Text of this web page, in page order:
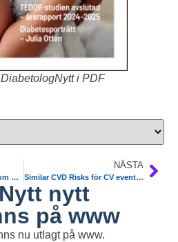
i PDF
100 nya läkemedel 2013 inom EU. Temadag 14 maj om horizon scanning och nya läkemedel. Dagens Medicin Symposium.
NÄSTA
Similar CVD Risks för CV events and death in Type 2 Diabetics With and Without Angina Symptoms. BARI 2D Study. Am College of Cardiology
nytt
på www
nu utlagt på www.